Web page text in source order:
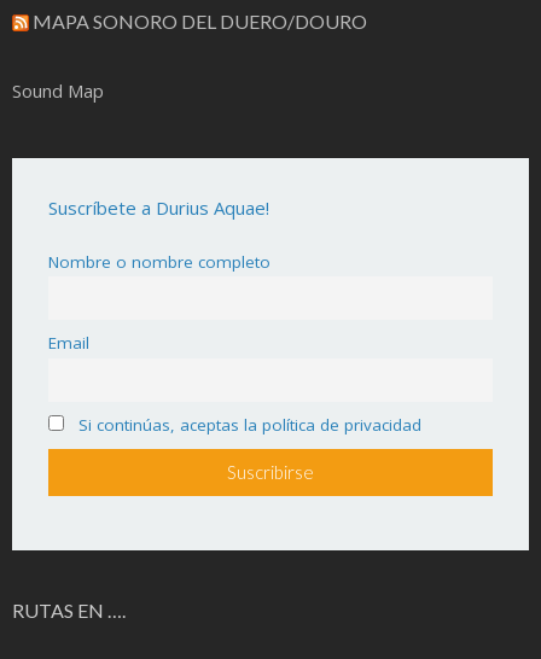
MAPA SONORO DEL DUERO/DOURO
Sound Map
Suscríbete a Durius Aquae!
Nombre o nombre completo
Email
Si continúas, aceptas la política de privacidad
RUTAS EN ….